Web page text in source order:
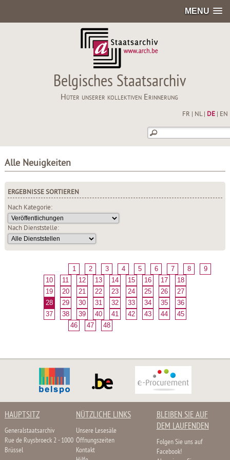
MENU
Belgisches Staatsarchiv
Hüter unserer kollektiven Erinnerung
FR NL| DE| EN
Alle Neuigkeiten
ERGEBNISSE SORTIEREN
Nach Kategorie:
Nach Dienststelle:
1 2 3 4 5 6 7 8
9
10
11 12 13 14 15 16 17
18
19
20 21 22 23 24 25 26
27
28
29 30 31 32 33 34 35
36
37
38 39 40 41 42 43 44
45
46
47 48
HAUPTSITZ
Generalstaatsarchiv
Rue de Ruysbroeck 2 - 1000
Brüssel
NÜTZLICHE LINKS
Unsere Lesesäle
Öffnungszeiten
Kontakt
BLEIBEN SIE AUF
DEM LAUFENDEN
Folgen Sie uns auf
Facebook!